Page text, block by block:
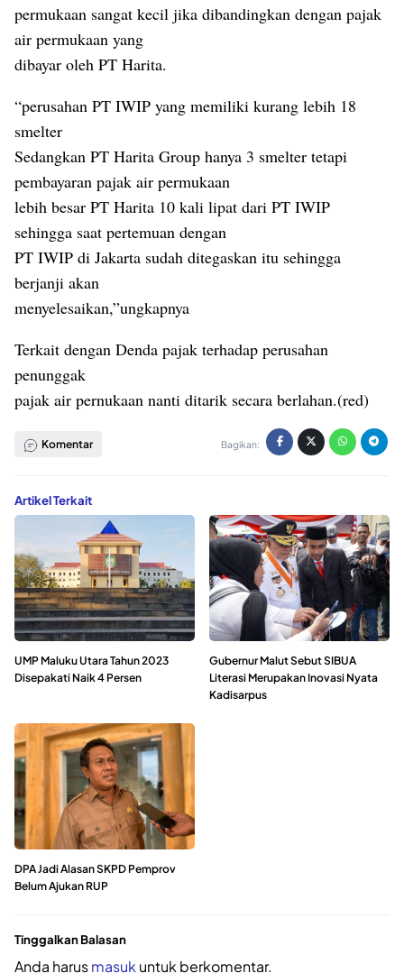
permukaan sangat kecil jika dibandingkan dengan pajak
air permukaan yang
dibayar oleh PT Harita.
“perusahan PT IWIP yang memiliki kurang lebih 18
smelter
Sedangkan PT Harita Group hanya 3 smelter tetapi
pembayaran pajak air permukaan
lebih besar PT Harita 10 kali lipat dari PT IWIP
sehingga saat pertemuan dengan
PT IWIP di Jakarta sudah ditegaskan itu sehingga
berjanji akan
menyelesaikan,”ungkapnya
Terkait dengan Denda pajak terhadap perusahan
penunggak
pajak air pernukaan nanti ditarik secara berlahan.(red)
Komentar Bagikan:
Artikel Terkait
UMP Maluku Utara Tahun 2023
Disepakati Naik 4 Persen
Gubernur Malut Sebut SIBUA
Literasi Merupakan Inovasi Nyata
Kadisarpus
DPA Jadi Alasan SKPD Pemprov
Belum Ajukan RUP
Tinggalkan Balasan
Anda harusmasuk untuk berkomentar.